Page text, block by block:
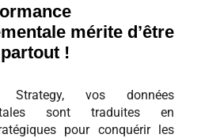
mérite d’être
!
Strategy, vos données
sont traduites en
pour conquérir les